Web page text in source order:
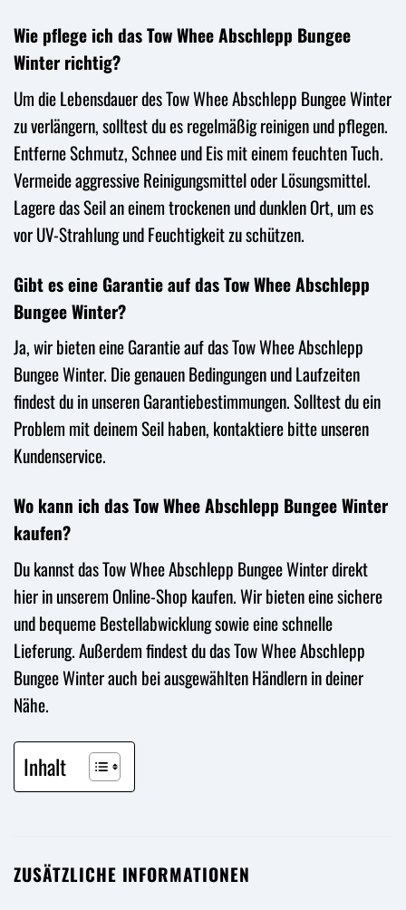
Wie pflege ich das Tow Whee Abschlepp Bungee
Winter richtig?
Um die Lebensdauer des Tow Whee Abschlepp Bungee Winter
zu verlängern, solltest du es regelmäßig reinigen und pflegen.
Entferne Schmutz, Schnee und Eis mit einem feuchten Tuch.
Vermeide aggressive Reinigungsmittel oder Lösungsmittel.
Lagere das Seil an einem trockenen und dunklen Ort, um es
vor UV-Strahlung und Feuchtigkeit zu schützen.
Gibt es eine Garantie auf das Tow Whee Abschlepp
Bungee Winter?
Ja, wir bieten eine Garantie auf das Tow Whee Abschlepp
Bungee Winter. Die genauen Bedingungen und Laufzeiten
findest du in unseren Garantiebestimmungen. Solltest du ein
Problem mit deinem Seil haben, kontaktiere bitte unseren
Kundenservice.
Wo kann ich das Tow Whee Abschlepp Bungee Winter
kaufen?
Du kannst das Tow Whee Abschlepp Bungee Winter direkt
hier in unserem Online-Shop kaufen. Wir bieten eine sichere
und bequeme Bestellabwicklung sowie eine schnelle
Lieferung. Außerdem findest du das Tow Whee Abschlepp
Bungee Winter auch bei ausgewählten Händlern in deiner
Nähe.
Inhalt
ZUSÄTZLICHE INFORMATIONEN